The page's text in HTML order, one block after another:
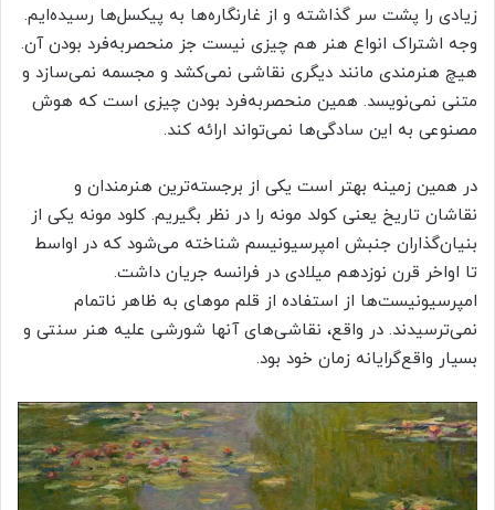
زیادی را پشت سر گذاشته و از غارنگاره‌ها به پیکسل‌ها رسیده‌ایم.
وجه اشتراک انواع هنر هم چیزی نیست جز منحصر‌به‌فرد بودن آن.
هیچ هنرمندی مانند دیگری نقاشی نمی‌کشد و مجسمه نمی‌سازد و
متنی نمی‌نویسد. همین منحصر‌به‌فرد بودن چیزی است که هوش
مصنوعی به این سادگی‌ها نمی‌تواند ارائه کند.
در همین زمینه بهتر است یکی از برجسته‌ترین هنرمندان و
نقاشان تاریخ یعنی کولد مونه را در نظر بگیریم. کلود مونه یکی از
بنیان‌گذاران جنبش امپرسیونیسم شناخته می‌شود که در اواسط
تا اواخر قرن نوزدهم میلادی در فرانسه جریان داشت.
امپرسیونیست‌ها از استفاده از قلم موهای به ظاهر ناتمام
نمی‌ترسیدند. در واقع، نقاشی‌های آنها شورشی علیه هنر سنتی و
بسیار واقع‌گرایانه زمان خود بود.